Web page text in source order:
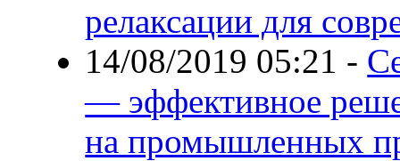
релаксации для
14/08/2019 05:21 -
— эффективное
на промышленных